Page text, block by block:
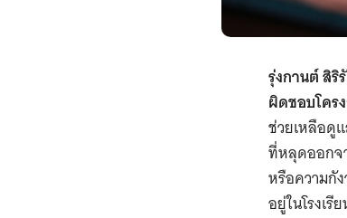
รุ่งกานต์ สิริ
ผิดชอบโคร
ช่วยเหลือดู
ที่หลุดออกจ
หรือความกั
อยู่ในโรงเรี